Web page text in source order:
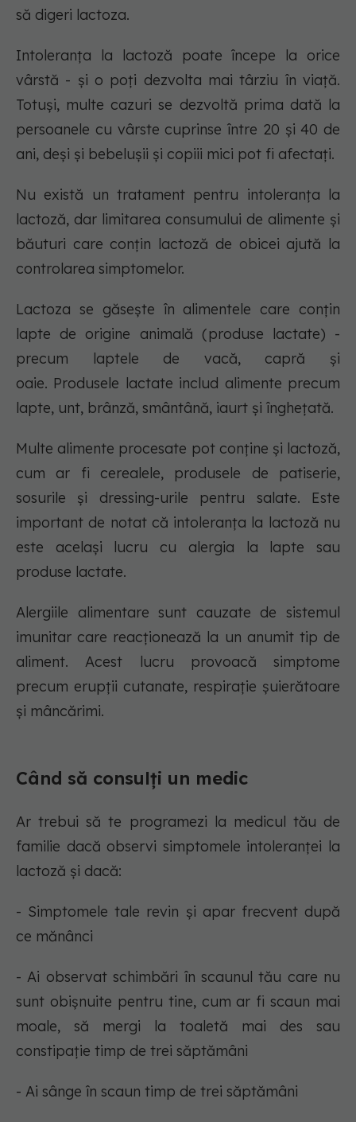
să digeri lactoza.
Intoleranța la lactoză poate începe la orice
vârstă - și o poți dezvolta mai târziu în viață.
Totuși, multe cazuri se dezvoltă prima dată la
persoanele cu vârste cuprinse între 20 și 40 de
ani, deși și bebelușii și copiii mici pot fi afectați.
Nu există un tratament pentru intoleranța la
lactoză, dar limitarea consumului de alimente și
băuturi care conțin lactoză de obicei ajută la
controlarea simptomelor.
Lactoza se găsește în alimentele care conțin
lapte de origine animală (produse lactate) -
precum laptele de vacă, capră și
oaie. Produsele lactate includ alimente precum
lapte, unt, brânză, smântână, iaurt și înghețată.
Multe alimente procesate pot conține și lactoză,
cum ar fi cerealele, produsele de patiserie,
sosurile și dressing-urile pentru salate. Este
important de notat că intoleranța la lactoză nu
este același lucru cu alergia la lapte sau
produse lactate.
Alergiile alimentare sunt cauzate de sistemul
imunitar care reacționează la un anumit tip de
aliment. Acest lucru provoacă simptome
precum erupții cutanate, respirație șuierătoare
și mâncărimi.
Când să consulți un medic
Ar trebui să te programezi la medicul tău de
familie dacă observi simptomele intoleranței la
lactoză și dacă:
- Simptomele tale revin și apar frecvent după
ce mănânci
- Ai observat schimbări în scaunul tău care nu
sunt obișnuite pentru tine, cum ar fi scaun mai
moale, să mergi la toaletă mai des sau
constipație timp de trei săptămâni
- Ai sânge în scaun timp de trei săptămâni